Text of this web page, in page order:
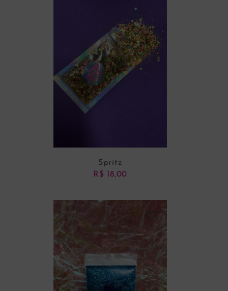
ADICIONAR AO CARRINHO
ADICIONAR AO CARRINHO
Spritz
R$ 18,00